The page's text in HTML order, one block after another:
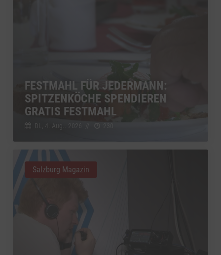
FESTMAHL FÜR JEDERMANN:
SPITZENKÖCHE SPENDIEREN
GRATIS FESTMAHL
Di., 4. Aug.. 2026
Salzburg Magazin